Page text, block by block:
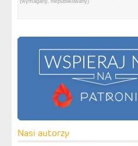
Nasi autorzy